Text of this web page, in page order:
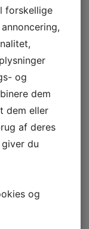
forskellige
og
dem
dem eller
af deres
du
og